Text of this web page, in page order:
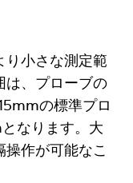
り小さな測定範
は、プローブの
の標準プロ
なります。大
作が可能なこ